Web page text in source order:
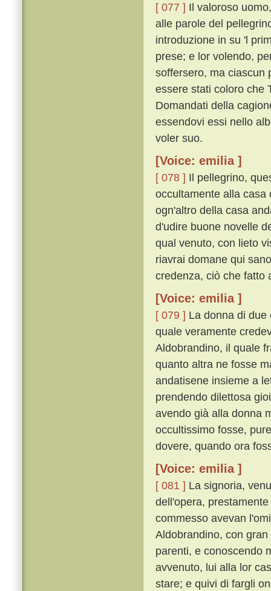
[ 077 ] Il valoroso
alle parole del
introduzione in su 'l
prese; e lor volendo,
soffersero, ma ciascun
essere stati coloro che
Domandati della
essendovi essi nello
voler suo.
[Voice: emilia ]
[ 078 ] Il pellegrino,
occultamente alla casa
ogn'altro della casa
d'udire buone novelle
qual venuto, con lieto
riavrai domane qui
credenza, ciò che fatto
[Voice: emilia ]
[ 079 ] La donna di
quale veramente
Aldobrandino, il quale
quanto altra ne fosse
andatisene insieme a
prendendo dilettosa
avendo già alla donna
occultissimo fosse,
dovere, quando ora
[Voice: emilia ]
[ 081 ] La signoria,
dell'opera,
commesso avevan
Aldobrandino, con
parenti, e conoscendo
avvenuto, lui alla lor
stare; e quivi di fargli